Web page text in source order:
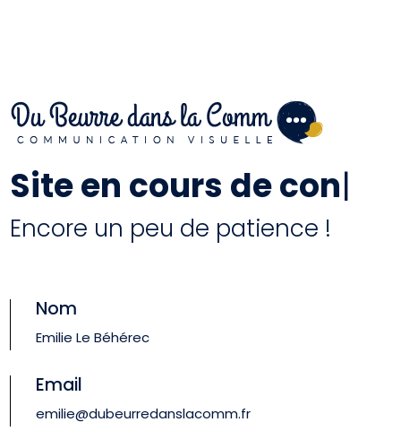
Site en cours de con|
Encore un peu de patience !
Nom
Emilie Le Béhérec
Email
emilie@dubeurredanslacomm.fr